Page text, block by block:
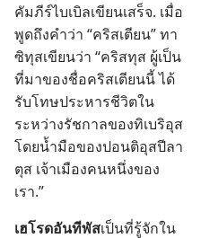
คัมภีร์​ไบเบิล​เขียน​เสร็จ. เมื่อ​
พูด​ถึง​คำ​ว่า “คริสเตียน” ทา
ซิทุส​เขียน​ว่า “คริสทุส ผู้​เป็น​
ที่​มา​ของ​ชื่อ​คริสเตียน​นี้ ได้​
รับ​โทษ​ประหาร​ชีวิต​ใน​
ระหว่าง​รัชกาล​ของ​ทิเบริอุส
โดย​น้ำ​มือ​ของ​ปอนติอุสปีลา
ตุส เจ้าเมือง​คน​หนึ่ง​ของ​
เรา.”
เฮโรด​อันทีพัส​เป็น​ที่​รู้​จัก​ใน​